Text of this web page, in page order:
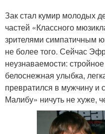
Зак стал кумир молодых
частей «Классного
зрителями симпатичным
не более того. Сейчас
неузнаваемости:
белоснежная улыбка,
превратился в мужчину и
Малибу» ничуть не хуже,